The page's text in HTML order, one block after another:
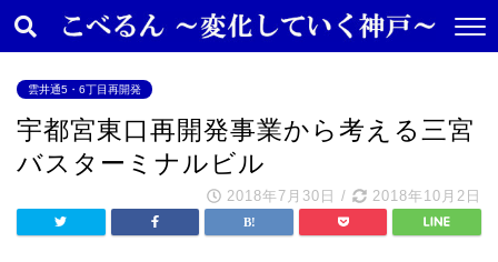
雲井通5・6丁目再開発
宇都宮東口再開発事業から考える三宮
バスターミナルビル
2018年7月30日 / 2018年10月2日